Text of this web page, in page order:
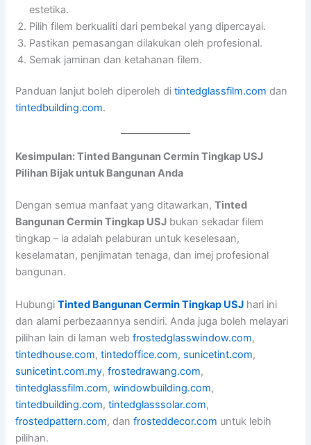
estetika.
Pilih filem berkualiti dari pembekal yang dipercayai.
Pastikan pemasangan dilakukan oleh profesional.
Semak jaminan dan ketahanan filem.
Panduan lanjut boleh diperoleh ditintedglassfilm.com dan
tintedbuilding.com.
Kesimpulan: Tinted Bangunan Cermin Tingkap USJ
Pilihan Bijak untuk Bangunan Anda
Dengan semua manfaat yang ditawarkan,Tinted
Bangunan Cermin Tingkap USJ bukan sekadar filem
tingkap – ia adalah pelaburan untuk keselesaan,
keselamatan, penjimatan tenaga, dan imej profesional
bangunan.
HubungiTinted Bangunan Cermin Tingkap USJ hari ini
dan alami perbezaannya sendiri. Anda juga boleh melayari
pilihan lain di laman webfrostedglasswindow.com,
tintedhouse.com,tintedoffice.com, sunicetint.com,
sunicetint.com.my,frostedrawang.com,
tintedglassfilm.com,windowbuilding.com,
tintedbuilding.com,tintedglasssolar.com,
frostedpattern.com, danfrosteddecor.com untuk lebih
pilihan.